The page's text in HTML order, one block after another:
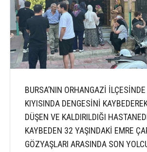
BURSA’NIN ORHANGAZİ
KIYISINDA DENGESİNİ
DÜŞEN VE KALDIRILDIĞI
KAYBEDEN 32 YAŞINDAKİ EMRE
GÖZYAŞLARI ARASINDA SON